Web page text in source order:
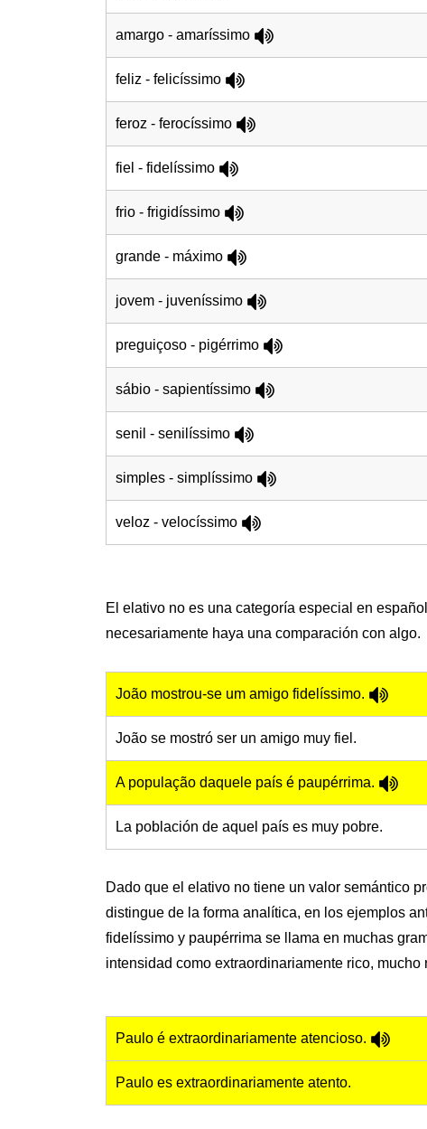
amargo - amaríssimo
feliz - felicíssimo
feroz - ferocíssimo
fiel - fidelíssimo
frio - frigidíssimo
grande - máximo
jovem - juveníssimo
preguiçoso - pigérrimo
sábio - sapientíssimo
senil - senilíssimo
simples - simplíssimo
veloz - velocíssimo
El elativo no es una categoría especial en
necesariamente haya una comparación con algo.
João mostrou-se um amigo fidelíssimo.
João se mostró ser un amigo muy fiel.
A população daquele país é paupérrima.
La población de aquel país es muy pobre.
Dado que el elativo no tiene un valor semántico
distingue de la forma analítica, en los ejemplos
fidelíssimo y paupérrima se llama en muchas
intensidad como extraordinariamente rico, mucho
Paulo é extraordinariamente atencioso.
Paulo es extraordinariamente atento.